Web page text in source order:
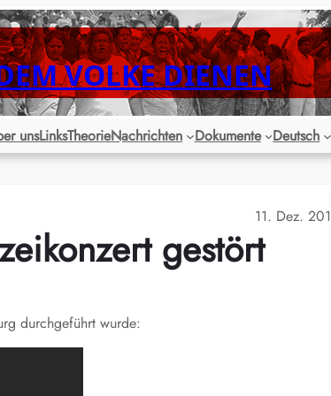
VOLKE DIENEN
unsLinksTheorieNachrichten Dokumente Deutsch
11. Dez.
gestört
durchgeführt wurde: